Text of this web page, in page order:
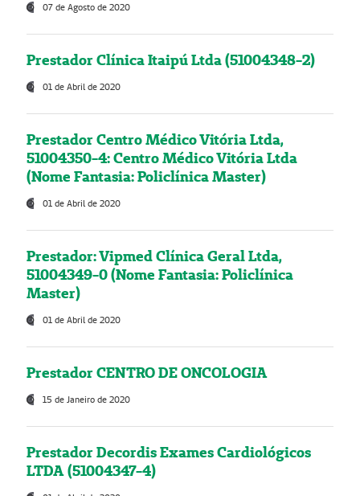
07 de Agosto de 2020
Prestador Clínica Itaipú Ltda (51004348-2)
01 de Abril de 2020
Prestador Centro Médico Vitória Ltda,
51004350-4: Centro Médico Vitória Ltda
(Nome Fantasia: Policlínica Master)
01 de Abril de 2020
Prestador: Vipmed Clínica Geral Ltda,
51004349-0 (Nome Fantasia: Policlínica
Master)
01 de Abril de 2020
Prestador CENTRO DE ONCOLOGIA
15 de Janeiro de 2020
Prestador Decordis Exames Cardiológicos
LTDA (51004347-4)